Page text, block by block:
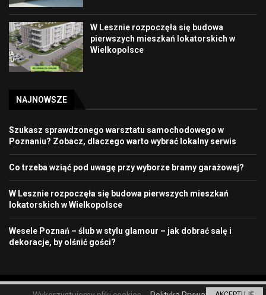
W Lesznie rozpoczęła się budowa
pierwszych mieszkań lokatorskich w
Wielkopolsce
NAJNOWSZE
Szukasz sprawdzonego warsztatu samochodowego w
Poznaniu? Zobacz, dlaczego warto wybrać lokalny serwis
Co trzeba wziąć pod uwagę przy wyborze bramy garażowej?
W Lesznie rozpoczęła się budowa pierwszych mieszkań
lokatorskich w Wielkopolsce
Wesele Poznań – ślub w stylu glamour – jak dobrać salę i
dekoracje, by olśnić gości?
© 2022. Wiadomości Poznań.